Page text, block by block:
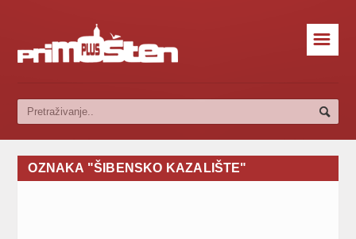
☰
OZNAKA "ŠIBENSKO KAZALIŠTE"